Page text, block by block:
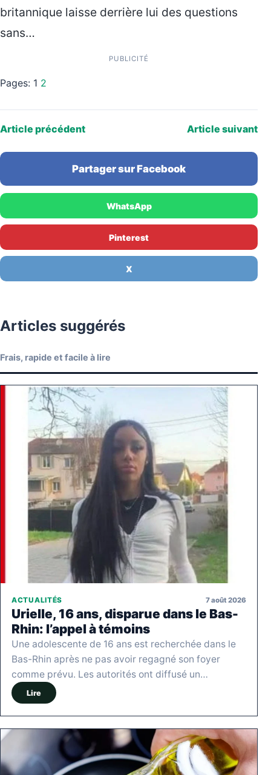
britannique laisse derrière lui des questions
sans…
PUBLICITÉ
Pages: 1 2
Article précédent Article suivant
Partager sur Facebook
WhatsApp
Pinterest
X
Articles suggérés
Frais, rapide et facile à lire
ACTUALITÉS 7 août 2026
Urielle, 16 ans, disparue dans le Bas-
Rhin: l’appel à témoins
Une adolescente de 16 ans est recherchée dans le
Bas-Rhin après ne pas avoir regagné son foyer
comme prévu. Les autorités ont diffusé un…
Lire